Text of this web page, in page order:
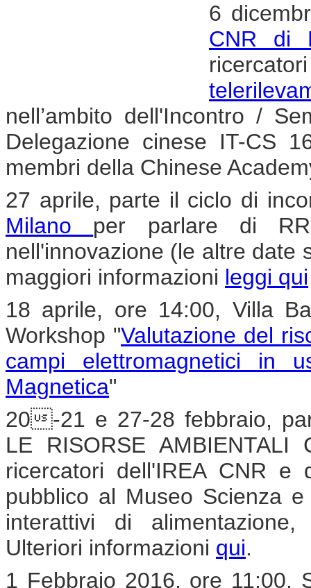
6
CNR di
nell’ambito dell'Incontro /
Delegazione cinese IT-CS
membri della Chinese
27 aprile, parte il ciclo di
Milano per parlare di
nell'innovazione (le altre date
maggiori informazioni leggi qui
18 aprile, ore 14:00, Villa
Workshop "Valutazione del
campi elettromagnetici in
Magnetica"
20-21 e 27-28 febbraio,
LE RISORSE
ricercatori dell'IREA CNR
pubblico al Museo Scienza
interattivi di
Ulteriori informazioni qui.
1 Febbraio 2016, ore 11:00,